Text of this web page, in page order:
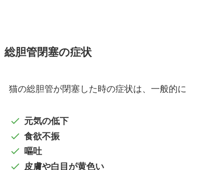
総胆管閉塞の症状
猫の総胆管が閉塞した時の症状は、一般的に
元気の低下
食欲不振
嘔吐
皮膚や白目が黄色い